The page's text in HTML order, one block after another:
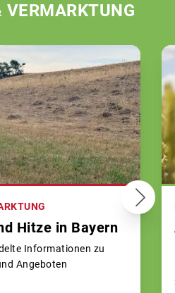
VERMARKTUNG
Hitze in Bayern
Informationen zu
Angeboten